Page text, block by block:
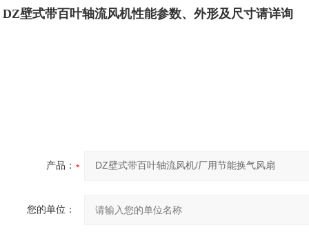
DZ壁式带百叶轴流风机性能参数、 外形及尺寸请详询
产品：
您的单位：